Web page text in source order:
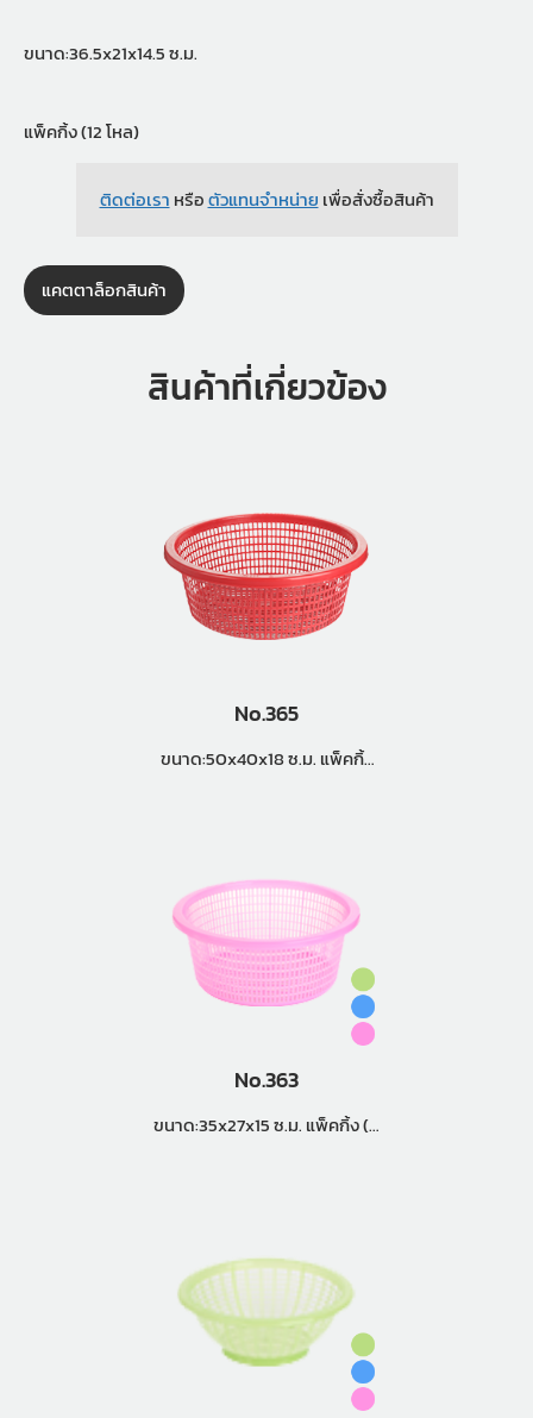
ขนาด:36.5x21x14.5 ซ.ม.
แพ็คกิ้ง (12 โหล)
ติดต่อเรา หรือตัวแทนจำหน่าย เพื่อสั่งซื้อสินค้า
แคตตาล็อกสินค้า
สินค้าที่เกี่ยวข้อง
No.365
ขนาด:50x40x18 ซ.ม. แพ็คกิ้ง
No.363
ขนาด:35x27x15 ซ.ม. แพ็คกิ้ง (8